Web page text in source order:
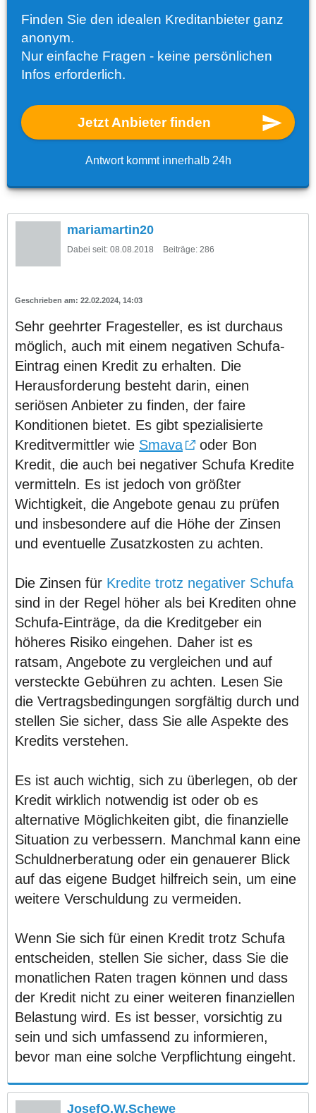
Finden Sie den idealen Kreditanbieter ganz
anonym.
Nur einfache Fragen - keine persönlichen
Infos erforderlich.
Jetzt Anbieter finden
Antwort kommt innerhalb 24h
mariamartin20
Dabei seit: 08.08.2018 Beiträge: 286
22.02.2024, 14:03
Sehr geehrter Fragesteller, es ist durchaus
möglich, auch mit einem negativen Schufa-
Eintrag einen Kredit zu erhalten. Die
Herausforderung besteht darin, einen
seriösen Anbieter zu finden, der faire
Konditionen bietet. Es gibt spezialisierte
Kreditvermittler wie Smava
oder Bon
Kredit, die auch bei negativer Schufa Kredite
vermitteln. Es ist jedoch von größter
Wichtigkeit, die Angebote genau zu prüfen
und insbesondere auf die Höhe der Zinsen
und eventuelle Zusatzkosten zu achten.
Die Zinsen für Kredite trotz negativer Schufa
sind in der Regel höher als bei Krediten ohne
Schufa-Einträge, da die Kreditgeber ein
höheres Risiko eingehen. Daher ist es
ratsam, Angebote zu vergleichen und auf
versteckte Gebühren zu achten. Lesen Sie
die Vertragsbedingungen sorgfältig durch und
stellen Sie sicher, dass Sie alle Aspekte des
Kredits verstehen.
Es ist auch wichtig, sich zu überlegen, ob der
Kredit wirklich notwendig ist oder ob es
alternative Möglichkeiten gibt, die finanzielle
Situation zu verbessern. Manchmal kann eine
Schuldnerberatung oder ein genauerer Blick
auf das eigene Budget hilfreich sein, um eine
weitere Verschuldung zu vermeiden.
Wenn Sie sich für einen Kredit trotz Schufa
entscheiden, stellen Sie sicher, dass Sie die
monatlichen Raten tragen können und dass
der Kredit nicht zu einer weiteren finanziellen
Belastung wird. Es ist besser, vorsichtig zu
sein und sich umfassend zu informieren,
bevor man eine solche Verpflichtung eingeht.
JosefO.W.Schewe